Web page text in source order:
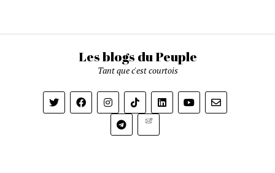
Les blogs du Peuple
Tant que c'est courtois